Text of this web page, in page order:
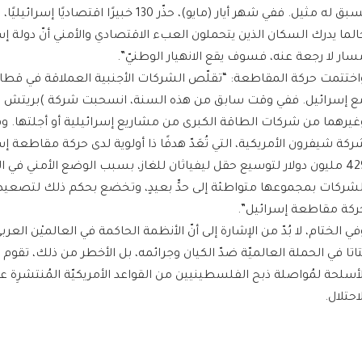
يسبق له مثيل. ففي شهر أيار (مايو)، حذّر 130
يدرك السكان الذين يتحملون العبء الاقتصادي والأمني أنّ
لا رجعة عنه، فسوف يقع الانهيار الوطنيّ”.
حركة المقاطعة: “تقلّص الشركات الأجنبية العملاقة في قطاع
إسرائيل. ففي وقت سابق من هذه السنة، انسحبت شركة )بريتش
من شركات الطاقة الكبرى من مشاريع إسرائيلية أو
شيفرون الأمريكية، التي تُعَدّ هدفًا ذا أولوية لدى حركة مقاطعة
429 مليون دولار لتوسيع حقل ليفياثان للغاز، بسبب الوضع الأمني
بمجموعها متواطئة إلى حدٍّ بعيدٍ، وتخضع بحكم ذلك
مقاطعة إسرائيل”.
الختام، لا بُدّ من الإشارة إلى أنّ الأنظمة الحاكمة في العالميْن
في الحملة العالميّة ضدّ الكيان وجرائمه، بل الأخطر من ذلك، تقوم
لمُواصلة ذبح الفلسطينيين من القواعد الأمريكيّة المُنتشرِة